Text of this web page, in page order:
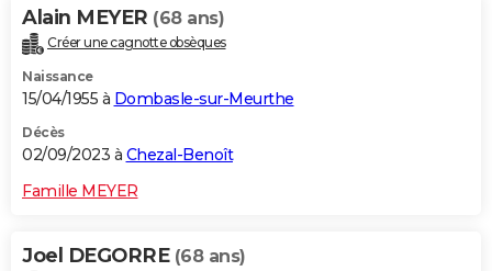
Alain MEYER (68 ans)
Créer une cagnotte obsèques
Naissance
15/04/1955 à Dombasle-sur-Meurthe
Décès
02/09/2023 à Chezal-Benoît
Famille MEYER
Joel DEGORRE (68 ans)